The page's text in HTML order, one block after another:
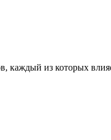
каждый из которых